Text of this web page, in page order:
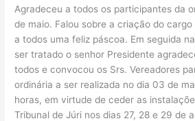
Agradeceu a todos os participantes da
de maio. Falou sobre a criação do
a todos uma feliz páscoa. Em seguida
ser tratado o senhor Presidente
todos e convocou os Srs. Vereadores
ordinária a ser realizada no dia 03 de
horas, em virtude de ceder as
Tribunal de Júri nos dias 27, 28 e 29 de